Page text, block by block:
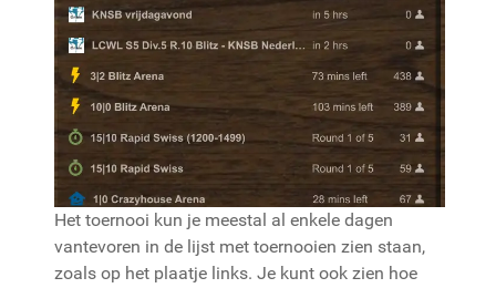
Het toernooi kun je meestal al enkele dagen
vantevoren in de lijst met toernooien zien staan,
zoals op het plaatje links. Je kunt ook zien hoe